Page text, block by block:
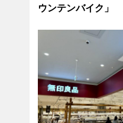
ウンテンバイク」